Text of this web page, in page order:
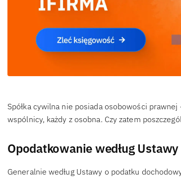
Spółka cywilna nie posiada osobowości prawnej
wspólnicy, każdy z osobna. Czy zatem
Opodatkowanie według
Generalnie według Ustawy o podatku